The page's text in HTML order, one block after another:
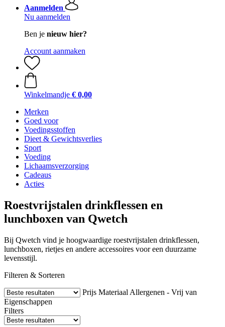
Aanmelden
Nu aanmelden
Ben je nieuw hier?
Account aanmaken
Winkelmandje € 0,00
Merken
Goed voor
Voedingsstoffen
Dieet & Gewichtsverlies
Sport
Voeding
Lichaamsverzorging
Cadeaus
Acties
Roestvrijstalen drinkflessen en
lunchboxen van Qwetch
Bij Qwetch vind je hoogwaardige roestvrijstalen drinkflessen,
lunchboxen, rietjes en andere accessoires voor een duurzame
levensstijl.
Filteren & Sorteren
Prijs Materiaal Allergenen - Vrij van
Eigenschappen
Filters